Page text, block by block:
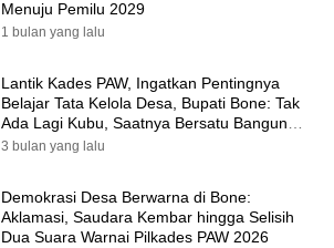
Menuju Pemilu 2029
1 bulan yang lalu
Lantik Kades PAW, Ingatkan Pentingnya
Belajar Tata Kelola Desa, Bupati Bone: Tak
Ada Lagi Kubu, Saatnya Bersatu Bangun
Desa
3 bulan yang lalu
Demokrasi Desa Berwarna di Bone:
Aklamasi, Saudara Kembar hingga Selisih
Dua Suara Warnai Pilkades PAW 2026